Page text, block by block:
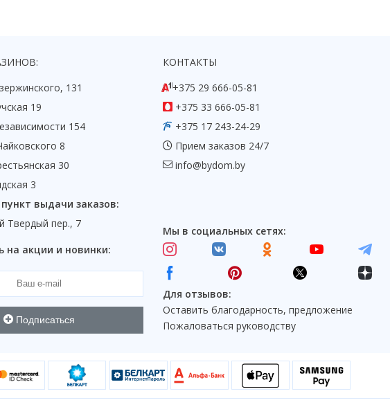
131
19
154
8
30
3
выдачи заказов:
Твердый пер., 7
на акции и новинки:
Подписаться
КОНТАКТЫ
+375 29 666-05-81
+375 33 666-05-81
+375 17 243-24-29
Прием заказов 24/7
info@bydom.by
Мы в социальных сетях:
Для отзывов:
Оставить благодарность, предложение
Пожаловаться руководству